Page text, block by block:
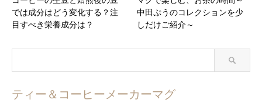
では成分はどう変化する？注
目すべき栄養成分は？
中田ぷうのコレクションを少
しだけご紹介～
ティー＆コーヒーメーカーマグ